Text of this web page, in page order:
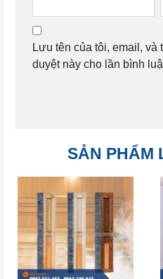
Lưu tên của tôi, email, và
duyệt này cho lần bình
SẢN PHẨM